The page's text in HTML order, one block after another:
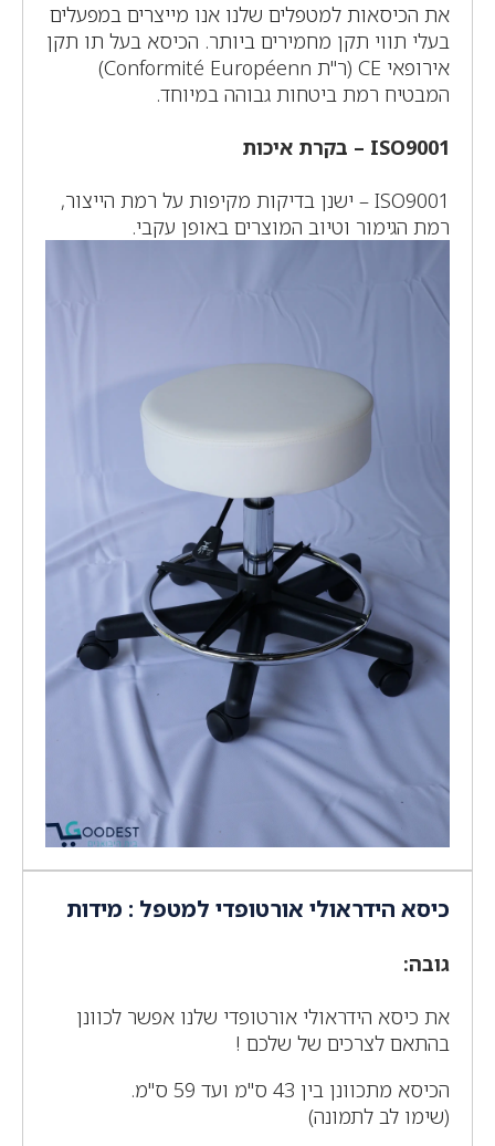
את הכיסאות למטפלים שלנו אנו מייצרים במפעלים
בעלי תווי תקן מחמירים ביותר. הכיסא בעל תו תקן
אירופאי CE (ר"ת Conformité Européenn)
המבטיח רמת ביטחות גבוהה במיוחד.
ISO9001 – בקרת איכות
ISO9001 – ישנן בדיקות מקיפות על רמת הייצור,
רמת הגימור וטיוב המוצרים באופן עקבי.
כיסא הידראולי אורטופדי למטפל : מידות
גובה:
את כיסא הידראולי אורטופדי שלנו אפשר לכוונן
בהתאם לצרכים של שלכם !
הכיסא מתכוונן בין 43 ס"מ ועד 59 ס"מ.
(שימו לב לתמונה)